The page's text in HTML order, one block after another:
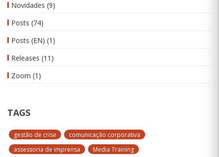
Novidades (9)
Posts (74)
Posts (EN) (1)
Releases (11)
Zoom (1)
TAGS
gestão de crise
comunicação corporativa
assessoria de imprensa
Media Training